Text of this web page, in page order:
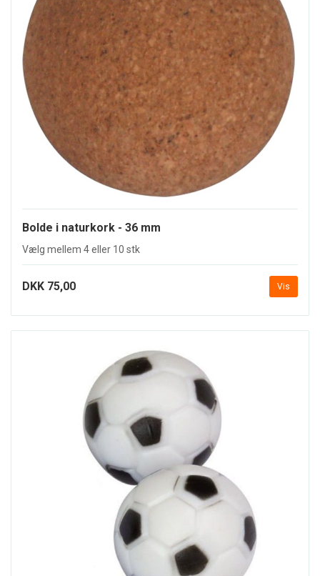
Bolde i naturkork - 36 mm
Vælg mellem 4 eller 10 stk
DKK 75,00 Vis